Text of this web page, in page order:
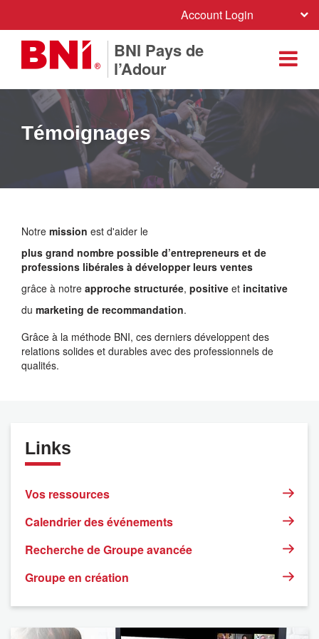
Account Login
BNI Pays de
l’Adour
Témoignages
Notre mission est d'aider le
plus grand nombre possible d’entrepreneurs et de
professions libérales à développer leurs ventes
grâce à notre approche structurée, positive et incitative
du marketing de recommandation.
Grâce à la méthode BNI, ces derniers développent des
relations solides et durables avec des professionnels de
qualités.
Links
Vos ressources
Calendrier des événements
Recherche de Groupe avancée
Groupe en création